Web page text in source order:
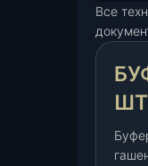
р
с
а
т
и
я
п
Все